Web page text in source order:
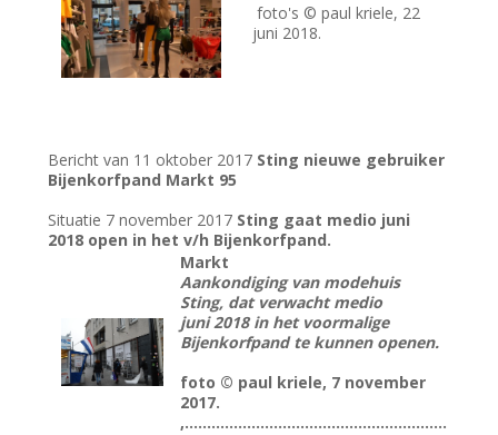
foto's © paul kriele, 22
juni 2018.
Bericht van 11 oktober 2017 Sting nieuwe gebruiker
Bijenkorfpand Markt 95
Situatie 7 november 2017 Sting gaat medio juni
2018 open in het v/h Bijenkorfpand.
Markt
Aankondiging van modehuis
Sting, dat verwacht medio
juni 2018 in het voormalige
Bijenkorfpand te kunnen openen.
foto © paul kriele, 7 november
2017.
,...........................................................